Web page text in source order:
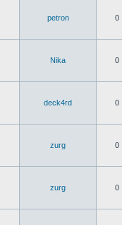
petron 0
Nika 0
deck4rd 0
zurg 0
zurg 0